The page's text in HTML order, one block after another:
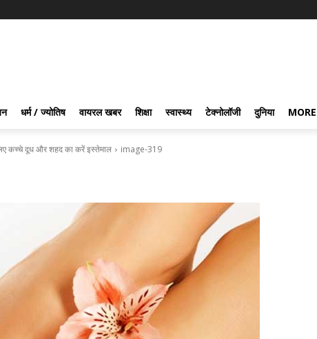
धर्म / ज्योतिष वायरल खबर शिक्षा स्वास्थ्य टेक्नोलॉजी दुनिया MORE
कच्चे दूध और शहद का करें इस्तेमाल image-319